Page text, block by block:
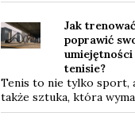
Jak
poprawić
umiejętności
tenisie?
Tenis to nie tylko sport,
także sztuka, która